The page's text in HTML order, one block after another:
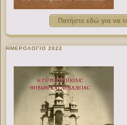
Πατήστε εδώ για να
ΗΜΕΡΟΛΟΓΙΟ 2022